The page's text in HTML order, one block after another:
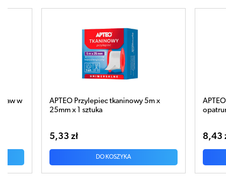
5m x
APTEO Care Plaster włókninowy z
opatrunkiem 1m x 8cm
8,43 zł
DO KOSZYKA